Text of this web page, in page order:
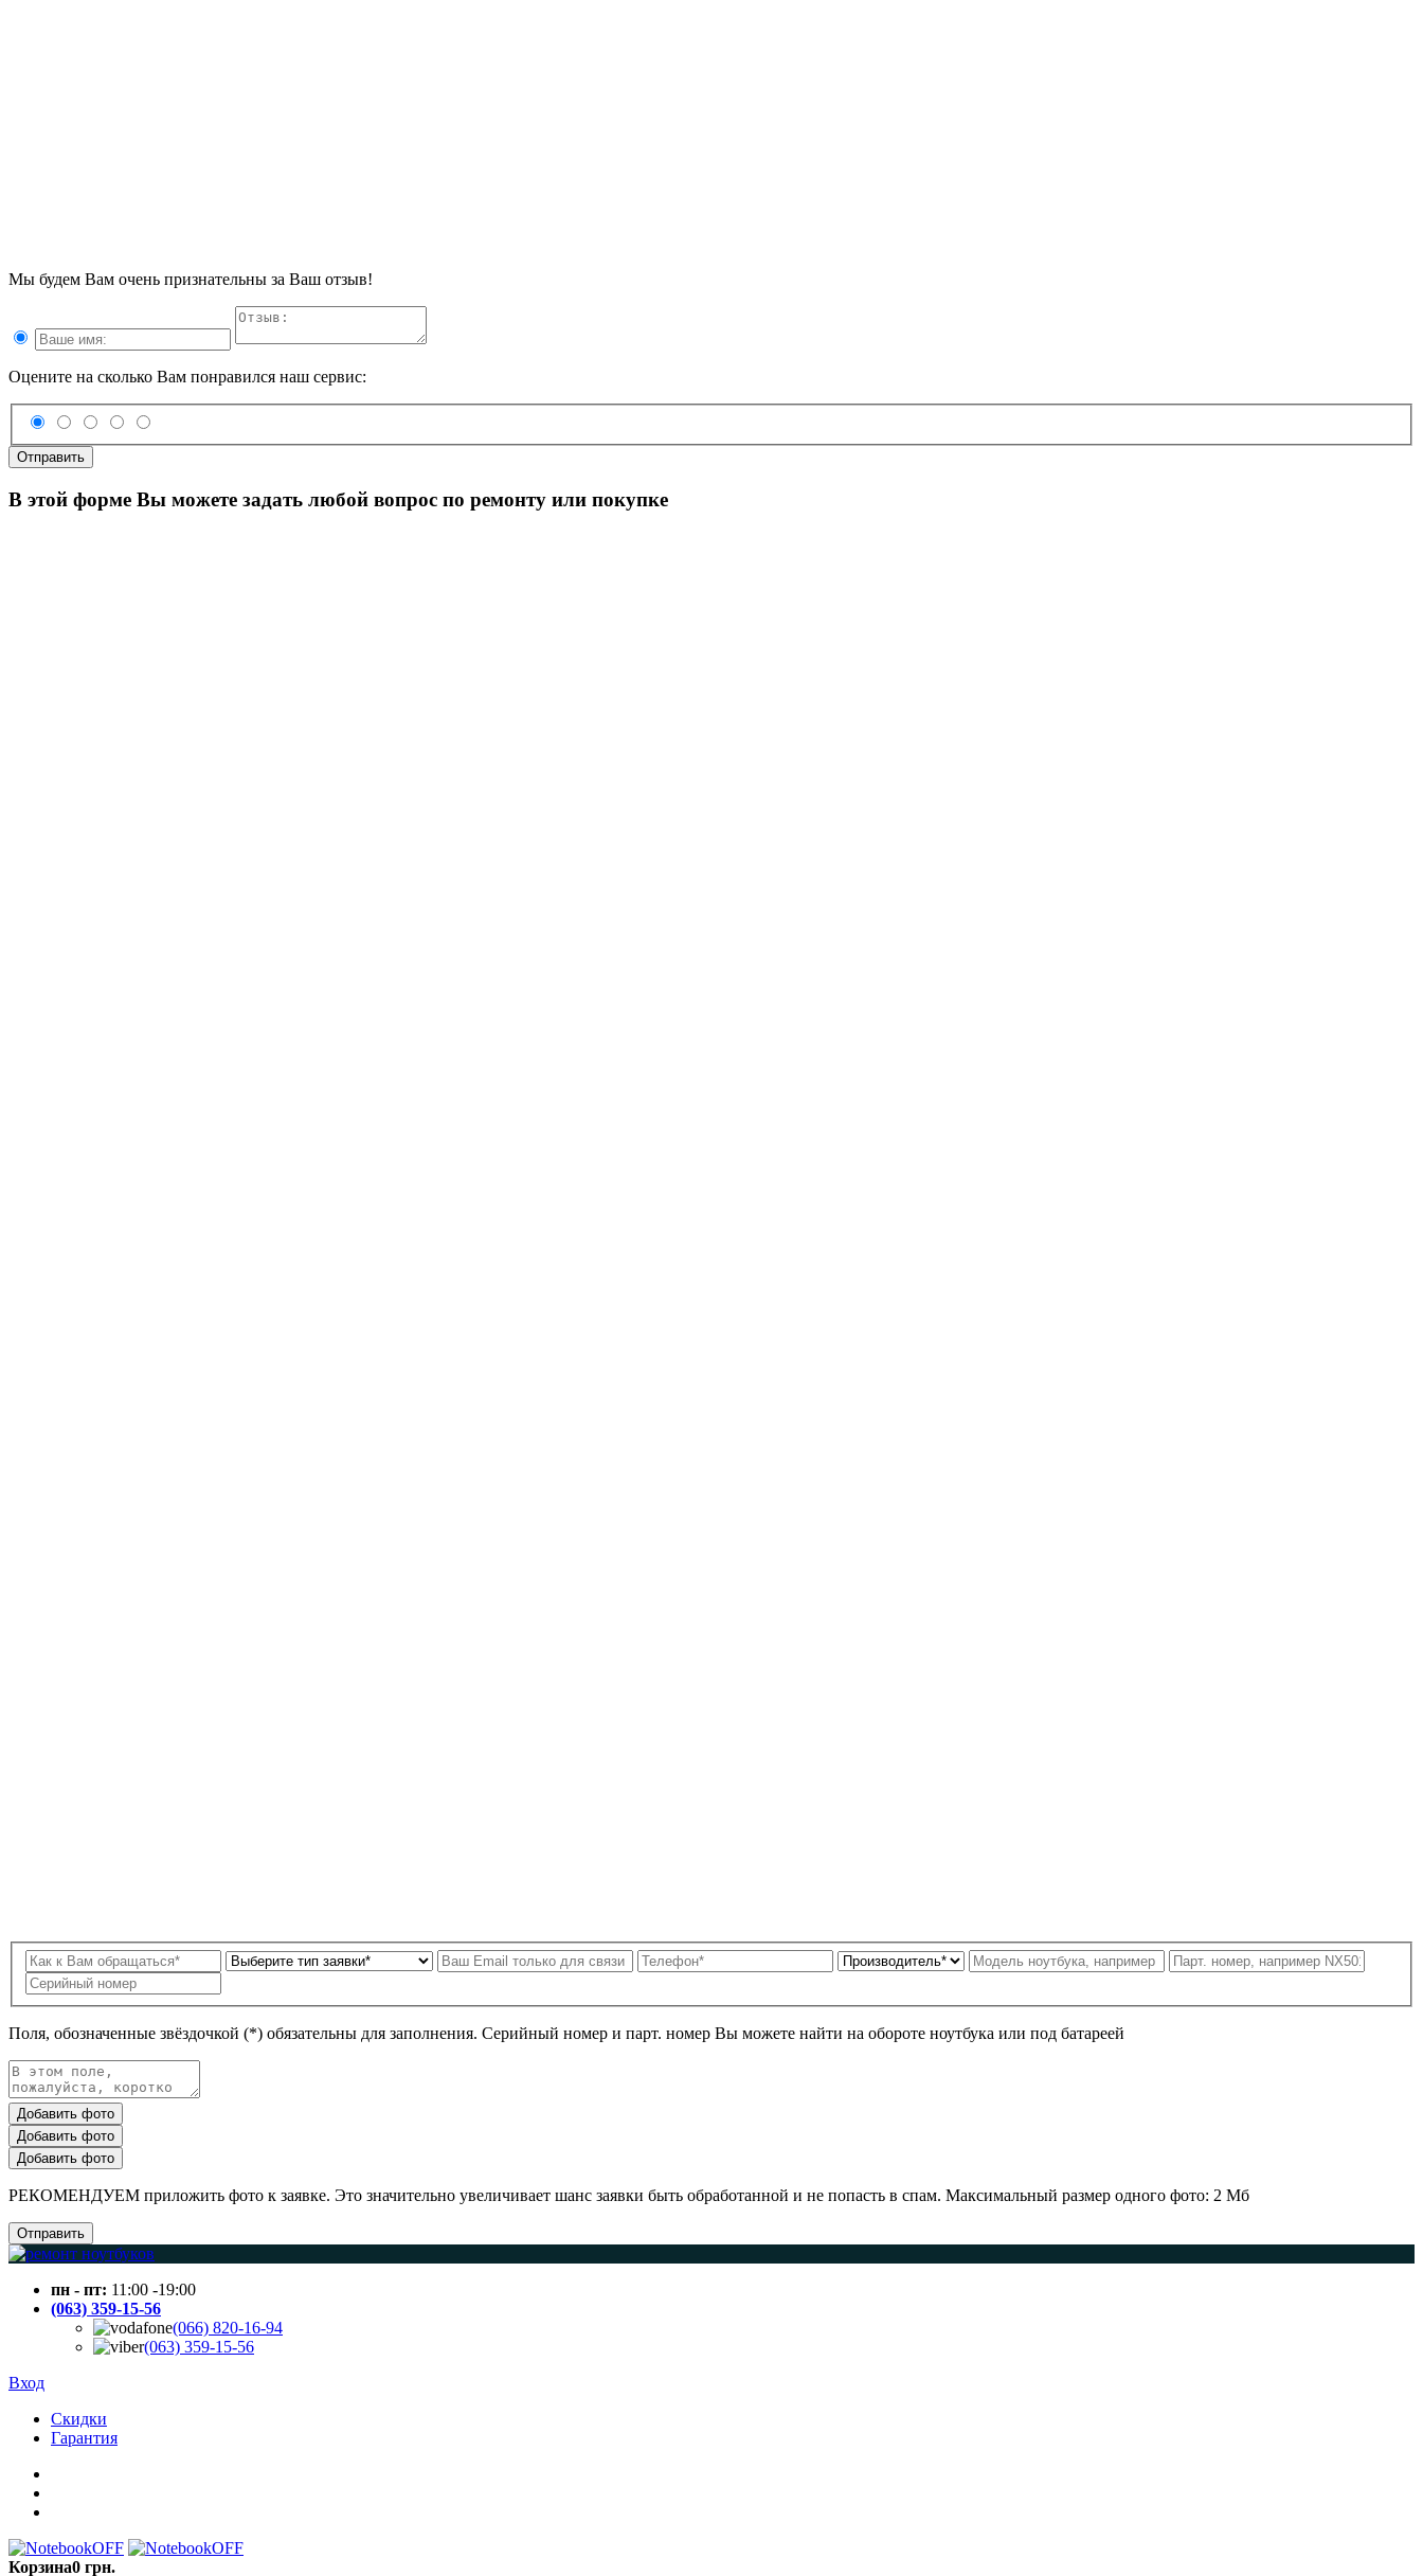
Мы будем Вам очень признательны за Ваш отзыв!
Оцените на сколько Вам понравился наш сервис:
Отправить
В этой форме Вы можете задать любой вопрос по ремонту или покупке
Поля, обозначенные звёздочкой (*) обязательны для заполнения. Серийный номер и парт. номер Вы можете найти на обороте ноутбука или под батареей
Добавить фото
Добавить фото
Добавить фото
РЕКОМЕНДУЕМ приложить фото к заявке. Это значительно увеличивает шанс заявки быть обработанной и не попасть в спам. Максимальный размер одного фото: 2 Мб
Отправить
пн - пт: 11:00 -19:00
(063) 359-15-56
(066) 820-16-94
(063) 359-15-56
Вход
Скидки
Гарантия
Корзина0 грн.